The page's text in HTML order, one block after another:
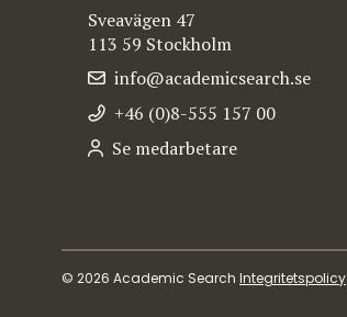
Sveavägen 47
113 59 Stockholm
info@academicsearch.se
+46 (0)8-555 157 00
Se medarbetare
© 2026 Academic Search Integritetspolicy